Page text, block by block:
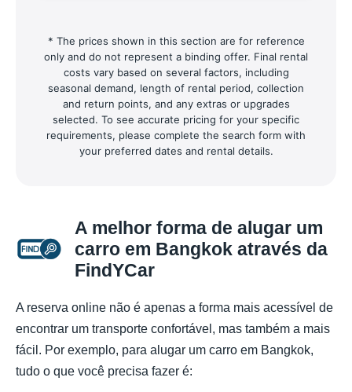
* The prices shown in this section are for reference
only and do not represent a binding offer. Final rental
costs vary based on several factors, including
seasonal demand, length of rental period, collection
and return points, and any extras or upgrades
selected. To see accurate pricing for your specific
requirements, please complete the search form with
your preferred dates and rental details.
A melhor forma de alugar um
carro em Bangkok através da
FindYCar
A reserva online não é apenas a forma mais acessível de
encontrar um transporte confortável, mas também a mais
fácil. Por exemplo, para alugar um carro em Bangkok,
tudo o que você precisa fazer é: